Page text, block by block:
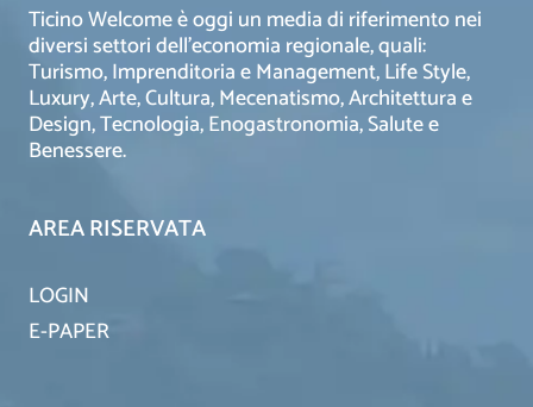
Ticino Welcome è oggi un media di riferimento nei
diversi settori dell’economia regionale, quali:
Turismo, Imprenditoria e Management, Life Style,
Luxury, Arte, Cultura, Mecenatismo, Architettura e
Design, Tecnologia, Enogastronomia, Salute e
Benessere.
AREA RISERVATA
LOGIN
E-PAPER